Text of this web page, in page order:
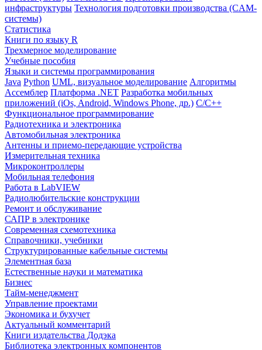
инфраструктуры Технология подготовки производства (CAM-
системы)
Статистика
Книги по языку R
Трехмерное моделирование
Учебные пособия
Языки и системы программирования
Java Python UML, визуальное моделирование Алгоритмы
Ассемблер Платформа .NET Разработка мобильных
приложений (iOs, Android, Windows Phone, др.) С/С++
Функциональное программирование
Радиотехника и электроника
Автомобильная электроника
Антенны и приемо-передающие устройства
Измерительная техника
Микроконтроллеры
Мобильная телефония
Работа в LabVIEW
Радиолюбительские конструкции
Ремонт и обслуживание
САПР в электронике
Современная схемотехника
Справочники, учебники
Структурированные кабельные системы
Элементная база
Естественные науки и математика
Бизнес
Тайм-менеджмент
Управление проектами
Экономика и бухучет
Актуальный комментарий
Книги издательства Додэка
Библиотека электронных компонентов